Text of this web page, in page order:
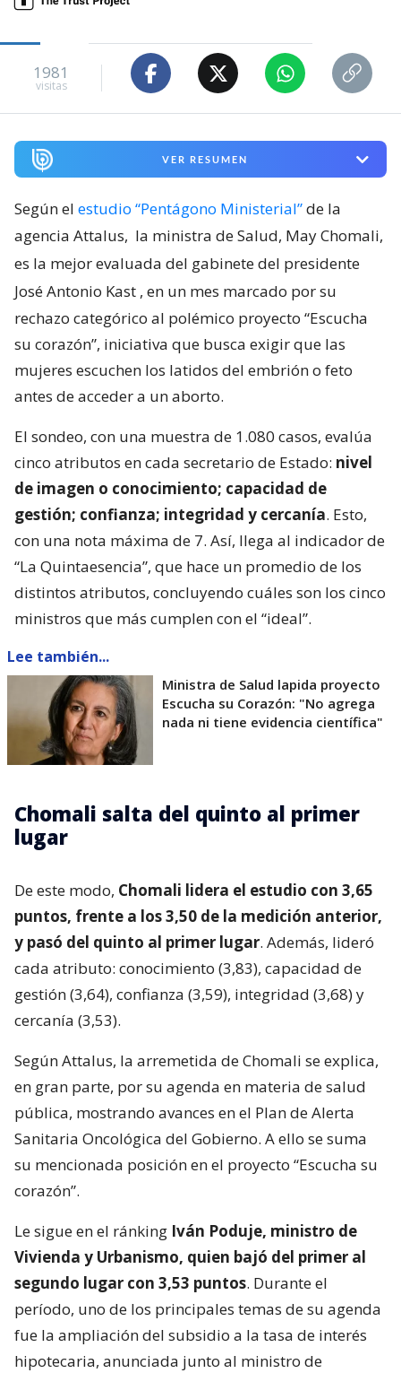
1981
visitas
VER RESUMEN
Según el estudio “Pentágono Ministerial”de la
agencia Attalus, la ministra de Salud, May Chomali,
es la mejor evaluada del gabinete del presidente
José Antonio Kast , en un mes marcado por su
rechazo categórico al polémico proyecto “Escucha
su corazón”, iniciativa que busca exigir que las
mujeres escuchen los latidos del embrión o feto
antes de acceder a un aborto.
El sondeo, con una muestra de 1.080 casos, evalúa
cinco atributos en cada secretario de Estado: nivel
de imagen o conocimiento; capacidad de
gestión; confianza; integridad y cercanía. Esto,
con una nota máxima de 7. Así, llega al indicador de
“La Quintaesencia”, que hace un promedio de los
distintos atributos, concluyendo cuáles son los cinco
ministros que más cumplen con el “ideal”.
Lee también...
Ministra de Salud lapida proyecto
Escucha su Corazón: "No agrega
nada ni tiene evidencia científica"
Chomali salta del quinto al primer
lugar
De este modo, Chomali lidera el estudio con 3,65
puntos, frente a los 3,50 de la medición anterior,
y pasó del quinto al primer lugar. Además, lideró
cada atributo: conocimiento (3,83), capacidad de
gestión (3,64), confianza (3,59), integridad (3,68) y
cercanía (3,53).
Según Attalus, la arremetida de Chomali se explica,
en gran parte, por su agenda en materia de salud
pública, mostrando avances en el Plan de Alerta
Sanitaria Oncológica del Gobierno. A ello se suma
su mencionada posición en el proyecto “Escucha su
corazón”.
Le sigue en el ránking Iván Poduje, ministro de
Vivienda y Urbanismo, quien bajó del primer al
segundo lugar con 3,53 puntos. Durante el
período, uno de los principales temas de su agenda
fue la ampliación del subsidio a la tasa de interés
hipotecaria, anunciada junto al ministro de